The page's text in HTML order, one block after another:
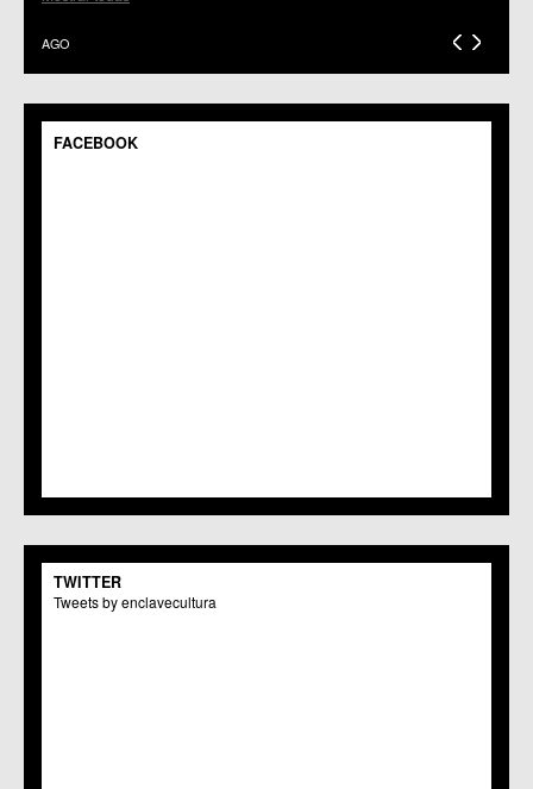
C.C.S. El Ranero
C.M. Gea y Truyols
C.C.S. La Paz
C.M. El Carmen
Centros Culturales
C.C. Puertas de Castilla
AGO
FACEBOOK
TWITTER
Tweets by enclavecultura